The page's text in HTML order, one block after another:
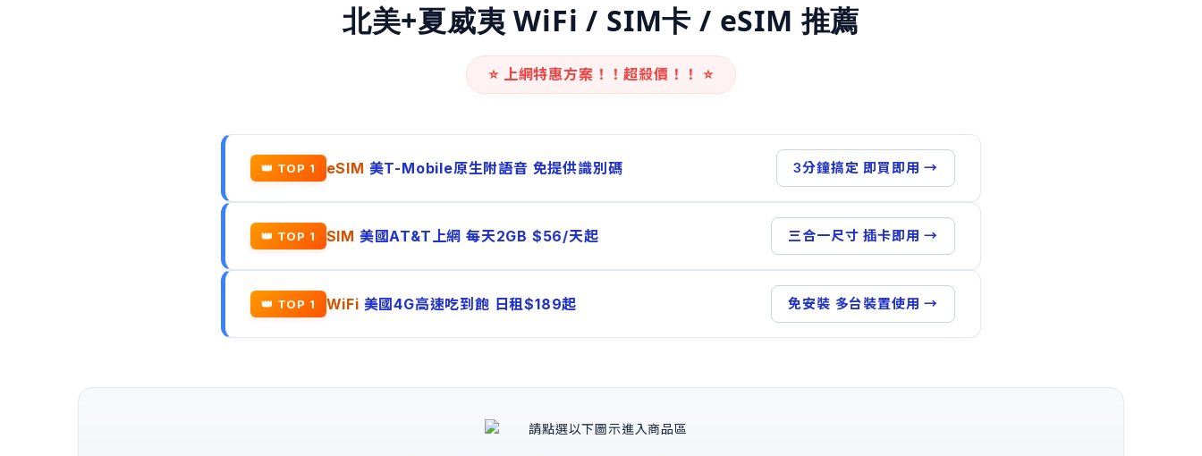
北美+夏威夷 WiFi / SIM卡 / eSIM 推薦
⭐ 上網特惠方案！！超殺價！！ ⭐
👑 TOP 1 eSIM 美T-Mobile原生附語音 免提供識別碼 3分鐘搞定 即買即用 →
👑 TOP 1 SIM 美國AT&T上網 每天2GB $56/天起 三合一尺寸 插卡即用 →
👑 TOP 1 WiFi 美國4G高速吃到飽 日租$189起 免安裝 多台裝置使用 →